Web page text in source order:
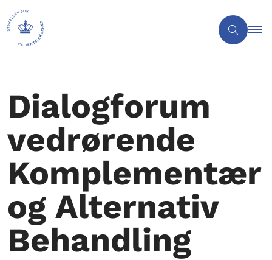
Dialogforum
vedrørende
Komplementær
og Alternativ
Behandling